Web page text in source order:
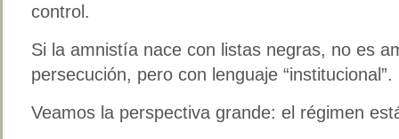
control.
Si la amnistía nace con listas negras, no es
persecución, pero con lenguaje “institucional”.
Veamos la perspectiva grande: el régimen